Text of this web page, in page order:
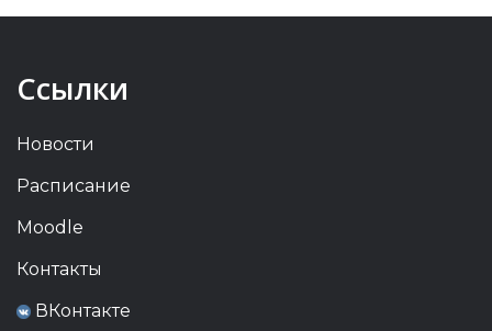
Ссылки
Новости
Расписание
Moodle
Контакты
ВКонтакте